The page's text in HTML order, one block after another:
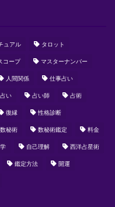
ュアル タロット
コープ マスターナンバー
人間関係 仕事占い
占い 占い師 占術
復縁 性格診断
数秘術 数秘術鑑定 料金
自己理解 西洋占星術
鑑定方法 開運